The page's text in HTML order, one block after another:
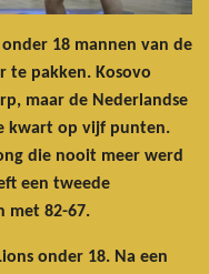
18 mannen van de
te pakken. Kosovo
maar de Nederlandse
kwart op vijf punten.
die nooit meer werd
een tweede
met 82-67.
onder 18. Na een